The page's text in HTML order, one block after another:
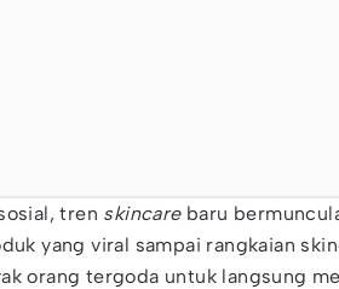
tren skincare baru
yang viral sampai rangkaian
orang tergoda untuk langsung